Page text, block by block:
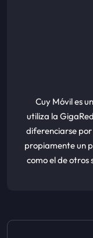
Cuy Móvil es
utiliza la
diferenciarse
propiamente un
como el de otros